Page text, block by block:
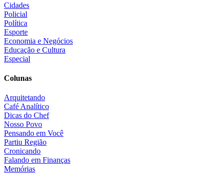
Cidades
Policial
Política
Esporte
Economia e Negócios
Educação e Cultura
Especial
Colunas
Arquitetando
Café Analítico
Dicas do Chef
Nosso Povo
Pensando em Você
Partiu Região
Cronicando
Falando em Finanças
Memórias